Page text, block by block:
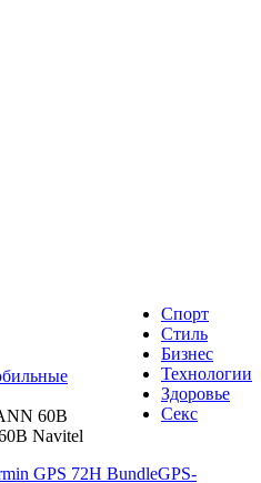
Спорт
Стиль
Бизнес
Технологии
Здоровье
Секс
60B
Navitel
GPS 72H BundleGPS-